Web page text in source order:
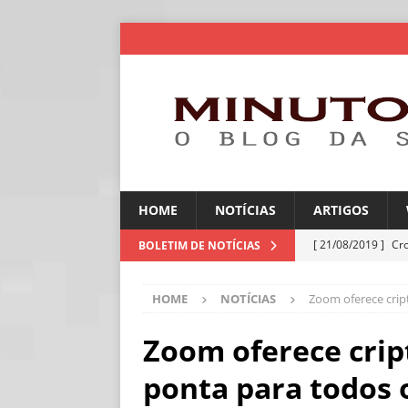
HOME NOTÍCIAS ARTIGOS
BOLETIM DE NOTÍCIAS [ 21/08/2019 ]
[ 30/07/2026 ]
[ 30/07/2026 ]
[ 30/07/2026 ]
HOME NOTÍCIAS Zoom oferece
Zoom oferece
ponta para todos